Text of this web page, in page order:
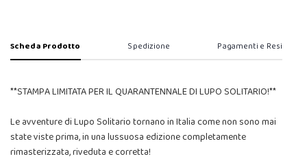
Scheda Prodotto Spedizione Pagamenti e Resi
**STAMPA LIMITATA PER IL QUARANTENNALE DI LUPO SOLITARIO!**
Le avventure di Lupo Solitario tornano in Italia come non sono mai
state viste prima, in una lussuosa edizione completamente
rimasterizzata, riveduta e corretta!